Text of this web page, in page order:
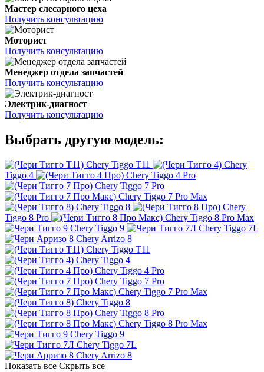
Мастер слесарного цеха
Получить консультацию
Моторист
Получить консультацию
Менеджер отдела запчастей
Получить консультацию
Электрик-диагност
Получить консультацию
Выбрать другую модель:
Chery Tiggo T11
Chery
Tiggo 4
Chery Tiggo 4 Pro
Chery Tiggo 7 Pro
Chery Tiggo 7 Pro Max
Chery Tiggo 8
Chery
Tiggo 8 Pro
Chery Tiggo 8 Pro Max
Chery Tiggo 9
Chery Tiggo 7L
Chery Arrizo 8
Chery Tiggo T11
Chery Tiggo 4
Chery Tiggo 4 Pro
Chery Tiggo 7 Pro
Chery Tiggo 7 Pro Max
Chery Tiggo 8
Chery Tiggo 8 Pro
Chery Tiggo 8 Pro Max
Chery Tiggo 9
Chery Tiggo 7L
Chery Arrizo 8
Показать все Скрыть все